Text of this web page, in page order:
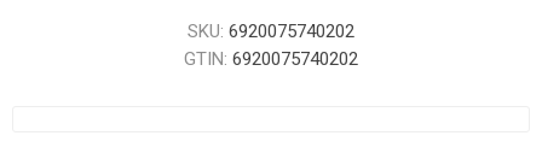
SKU: 6920075740202
GTIN: 6920075740202